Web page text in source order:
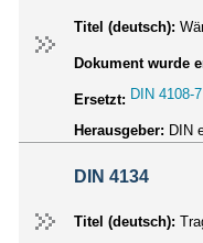
Titel (deutsch):
Dokument wurde
Ersetzt: DIN 4108-
Herausgeber: DIN
DIN 4134
Titel (deutsch):